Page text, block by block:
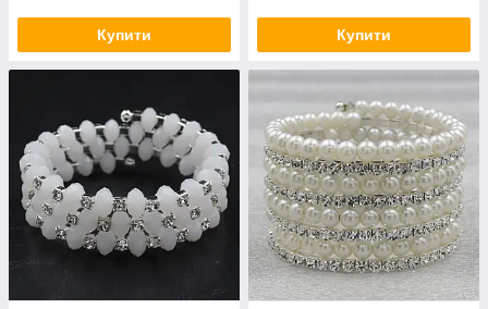
Купити Купити